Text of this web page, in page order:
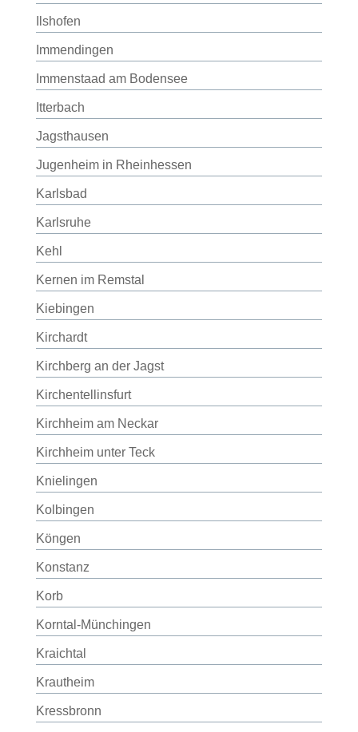
Ilshofen
Immendingen
Immenstaad am Bodensee
Itterbach
Jagsthausen
Jugenheim in Rheinhessen
Karlsbad
Karlsruhe
Kehl
Kernen im Remstal
Kiebingen
Kirchardt
Kirchberg an der Jagst
Kirchentellinsfurt
Kirchheim am Neckar
Kirchheim unter Teck
Knielingen
Kolbingen
Köngen
Konstanz
Korb
Korntal-Münchingen
Kraichtal
Krautheim
Kressbronn